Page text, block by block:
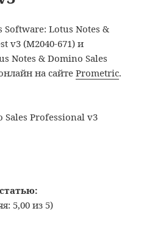
Lotus Notes &
v3 (M2040-671) и
Notes & Domino Sales
на сайтеPrometric.
5,00 из 5)